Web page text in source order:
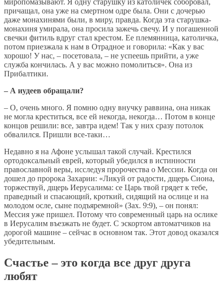
причащал, она уже на смертном одре была. Они с дочерью
даже монахинями были, в миру, правда. Когда эта старушка-
монахиня умирала, она просила зажечь свечу. И у погашенной
свечки фитиль вдруг стал крестом. Ее племянница, католичка,
потом приезжала к нам в Отрадное и говорила: «Как у вас
хорошо! У нас, – посетовала, – не успеешь прийти, а уже
служба кончилась. А у вас можно помолиться». Она из
Прибалтики.
– А иудеев обращали?
– О, очень много. Я помню одну внучку раввина, она никак
не могла креститься, все ей некогда, некогда… Потом в конце
концов решили: все, завтра идем! Так у них сразу потолок
обвалился. Пришли все-таки…
Недавно я на Афоне услышал такой случай. Крестился
ортодоксальный еврей, который убедился в истинности
православной веры, исследуя пророчества о Мессии. Когда он
дошел до пророка Захарии: «Ликуй от радости, дщерь Сиона,
торжествуй, дщерь Иерусалима: се Царь твой грядет к тебе,
праведный и спасающий, кроткий, сидящий на ослице и на
молодом осле, сыне подъяремной» (Зах. 9:9), – он понял:
Мессия уже пришел. Потому что современный царь на ослике
в Иерусалим въезжать не будет. С эскортом автоматчиков на
дорогой машине – сейчас в основном так. Этот довод оказался
убедительным.
Счастье – это когда все друг друга
любят